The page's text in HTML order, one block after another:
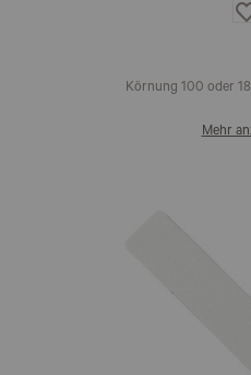
Körnung 100 oder
Mehr